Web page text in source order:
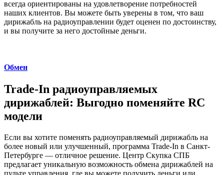
всегда ориентированы на удовлетворение потребностей
наших клиентов. Вы можете быть уверены в том, что ваш
дирижабль на радиоуправлении будет оценен по достоинству,
и вы получите за него достойные деньги.
Обмен
Trade-In радиоуправляемых
дирижаблей: Выгодно поменяйте RC
модели
Если вы хотите поменять радиоуправляемый дирижабль на
более новый или улучшенный, программа Trade-In в Санкт-
Петербурге — отличное решение. Центр Скупка СПБ
предлагает уникальную возможность обмена дирижаблей на
пульте управления, где вы можете получить деньги или